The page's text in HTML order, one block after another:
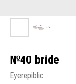
№40 bride
Eyerepiblic